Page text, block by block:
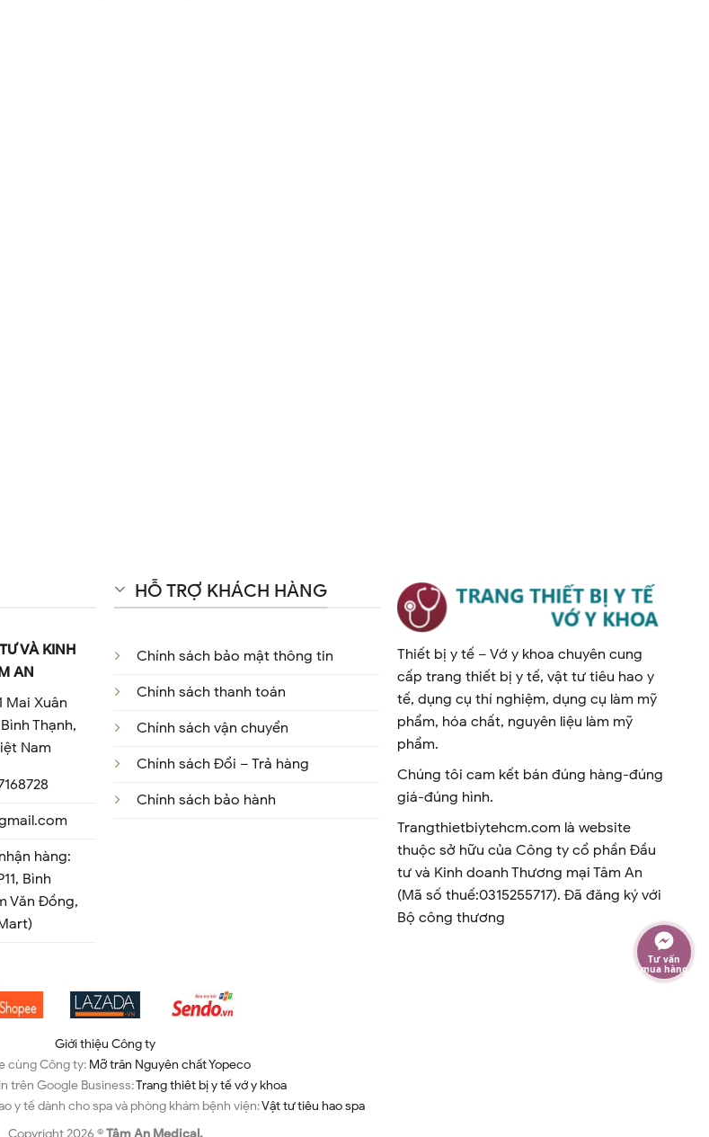
VÀ KINH
AN
Mai Xuân
Thạnh,
Nam
hàng:
Bình
Văn Đồng,
HỖ TRỢ KHÁCH HÀNG
Chính sách bảo mật thông tin
Chính sách thanh toán
Chính sách vận chuyển
Chính sách Đổi – Trả hàng
Chính sách bảo hành
Thiết bị y tế – Vớ y khoa chuyên cung
cấp trang thiết bị y tế, vật tư tiêu hao y
tế, dụng cụ thí nghiệm, dụng cụ làm mỹ
phẩm, hóa chất, nguyên liệu làm mỹ
phẩm.
Chúng tôi cam kết bán đúng hàng-đúng
giá-đúng hình.
Trangthietbiytehcm.com là website
thuộc sở hữu của Công ty cổ phần Đầu
tư và Kinh doanh Thương mại Tâm An
(Mã số thuế:0315255717). Đã đăng ký với
Bộ công thương
Giới thiệu Công ty
cùng Công ty: Mỡ trăn Nguyên chất Yopeco
trên Google Business:Trang thiêt bị y tế vớ y khoa
y tế dành cho spa và phòng khám bệnh viện:Vật tư tiêu hao spa
Copyright 2026 ©Tâm An Medical.
Tư vấn
mua hàng